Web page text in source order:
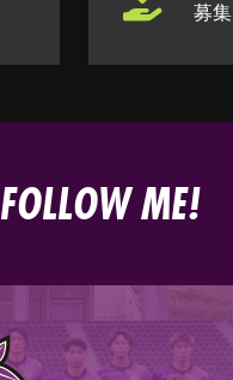
募集
FOLLOW ME!